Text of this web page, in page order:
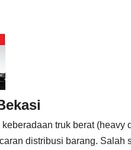
truk berat (heavy
distribusi barang. Salah